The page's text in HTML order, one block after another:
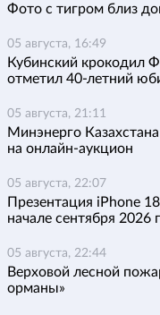
Фото с тигром близ
05 августа, 16:49
Кубинский крокодил
отметил 40-летний
05 августа, 21:11
Минэнерго
на онлайн-аукцион
05 августа, 22:07
Презентация iPhone
начале сентября 2026
05 августа, 22:44
Верховой лесной
орманы»